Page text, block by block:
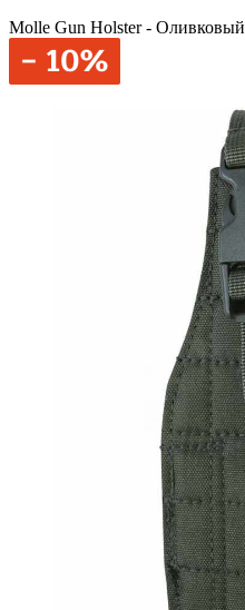
Molle Gun Holster - Оливковый